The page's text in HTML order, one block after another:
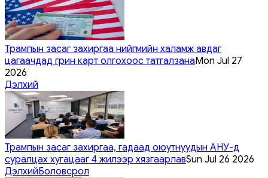
Трампын засаг захиргаа нийгмийн халамж авдаг
цагаачдад грин карт олгохоос татгалзанаMon Jul 27
2026
Дэлхий
Трампын засаг захиргаа, гадаад оюутнуудын АНУ-д
суралцах хугацааг 4 жилээр хязгаарлавSun Jul 26 2026
ДэлхийБоловсрол